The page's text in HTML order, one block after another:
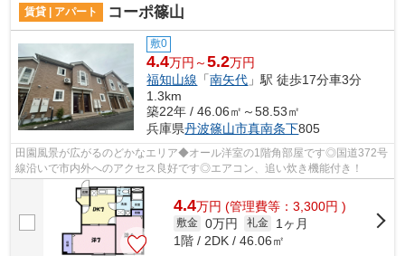
賃貸 | アパート コーポ篠山
敷0
4.4万円～5.2万円
福知山線 「南矢代 」駅 徒歩17分車3分
1.3km
築22年 / 46.06㎡～58.53㎡
兵庫県丹波篠山市真南条下805
田園風景が広がるのどかなエリア◆オール洋室の1階角部屋です◎国道372号
線沿いで市内外へのアクセス良好です◎エアコン、追い炊き機能付き！
4.4万円 (管理費等：3,300円 )
敷金 0万円 礼金
1ヶ月
1階 / 2DK / 46.06㎡